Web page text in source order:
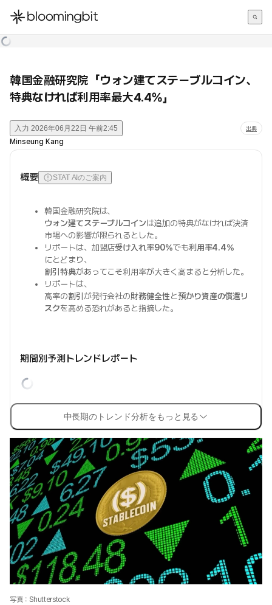
한국어
韓国金融研究院「ウォン建てステーブルコイン、
特典なければ利用率最大4.4%」
入力 2026年06月22日 午前2:45 出典
Minseung Kang
概要 STAT AIのご案内
韓国金融研究院は、
ウォン建てステーブルコインは追加の特典がなければ決済
市場への影響が限られるとした。
リポートは、加盟店受け入れ率90%でも利用率4.4%
にとどまり、
割引特典があってこそ利用率が大きく高まると分析した。
リポートは、
高率の割引 が発行会社の財務健全性と預かり資産の償還リ
スクを高める恐れがあると指摘した。
期間別予測トレンドレポート
中長期のトレンド分析をもっと見る
写真：Shutterstock